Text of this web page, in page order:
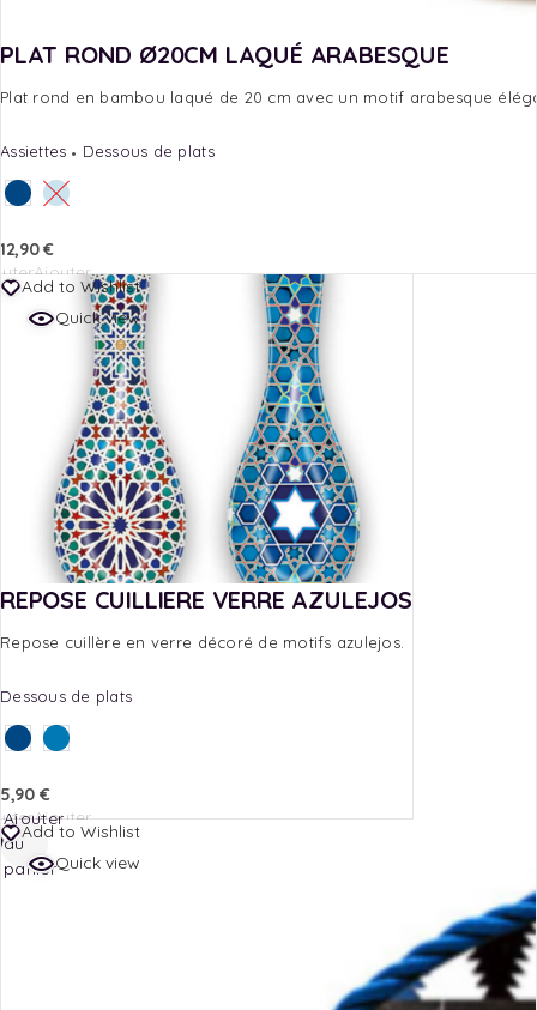
PLAT ROND Ø20CM LAQUÉ ARABESQUE
Plat rond en bambou laqué de 20 cm avec un motif arabesque
Assiettes Dessous de plats
12,90€
Ajouter
au
panier
Add to Wishlist
Quick view
REPOSE CUILLIERE VERRE AZULEJOS
Repose cuillère en verre décoré de motifs azulejos.
Dessous de plats
5,90 €
Ajouter
au
panier
Add to Wishlist
Quick view
Ajouter
au
panier